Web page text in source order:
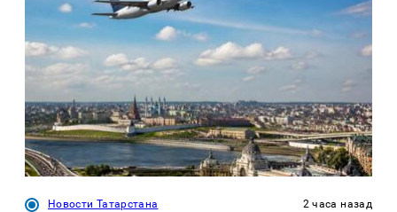
Новости Татарстана 2 часа назад